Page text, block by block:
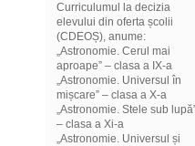
Curriculumul la decizia
elevului din oferta școlii
(CDEOȘ), anume:
„Astronomie. Cerul mai
aproape” – clasa a IX-a
„Astronomie. Universul în
mișcare” – clasa a X-a
„Astronomie. Stele sub
– clasa a Xi-a
„Astronomie. Universul și